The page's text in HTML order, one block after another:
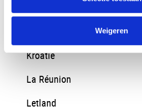
Weigeren
Kroatië
La Réunion
Letland